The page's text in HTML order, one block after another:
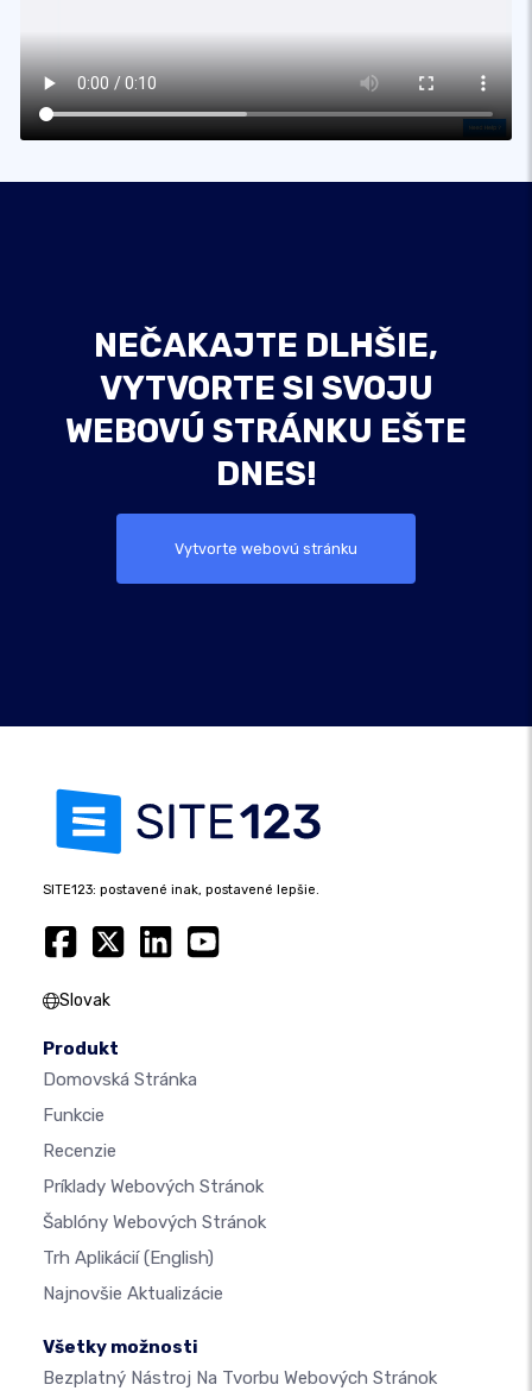
NEČAKAJTE DLHŠIE,
VYTVORTE SI SVOJU
WEBOVÚ STRÁNKU EŠTE
DNES!
Vytvorte webovú stránku
SITE123: postavené inak, postavené lepšie.
Slovak
Produkt
Domovská Stránka
Funkcie
Recenzie
Príklady Webových Stránok
Šablóny Webových Stránok
Trh Aplikácií(English)
Najnovšie Aktualizácie
Všetky možnosti
Bezplatný Nástroj Na Tvorbu Webových Stránok